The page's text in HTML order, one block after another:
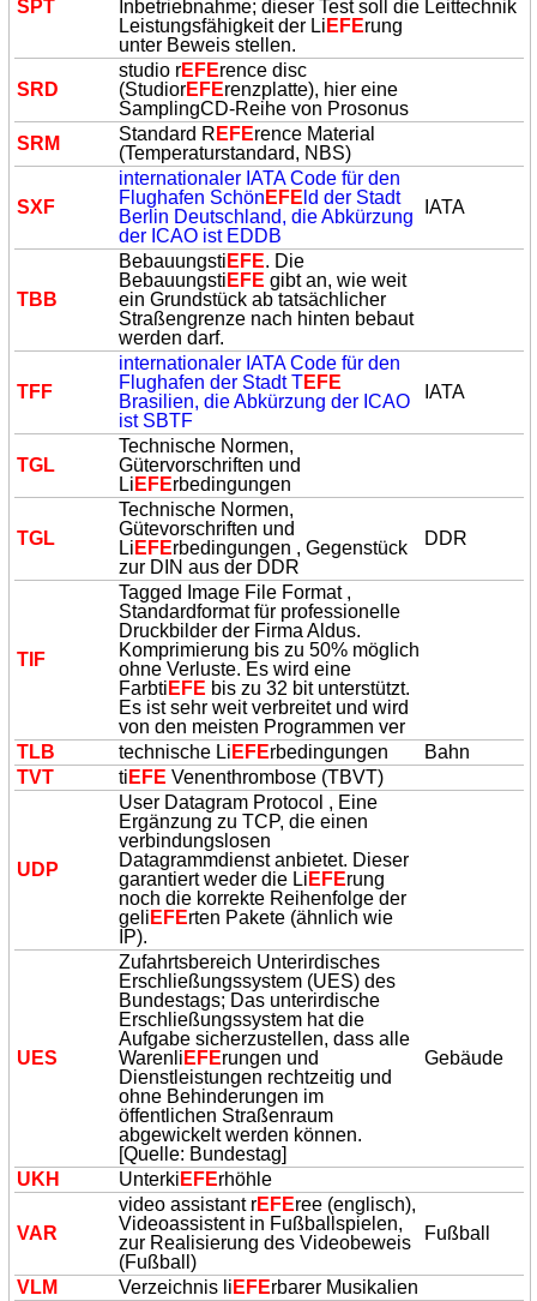
SPT
Inbetriebnahme; dieser Test soll die
Leistungsfähigkeit der Li EFErung
unter Beweis stellen.
Leittechnik
SRD
studio rEFErence disc
(StudiorEFErenzplatte), hier eine
SamplingCD-Reihe von Prosonus
SRM
Standard R EFErence Material
(Temperaturstandard, NBS)
SXF
internationaler IATA Code für den
Flughafen Schön EFE ld der Stadt
Berlin Deutschland, die Abkürzung
der ICAO ist EDDB
IATA
TBB
Bebauungsti EFE. Die
Bebauungsti EFE gibt an, wie weit
ein Grundstück ab tatsächlicher
Straßengrenze nach hinten bebaut
werden darf.
TFF
internationaler IATA Code für den
Flughafen der Stadt TEFE
Brasilien, die Abkürzung der ICAO
ist SBTF
IATA
TGL
Technische Normen,
Gütervorschriften und
Li EFErbedingungen
TGL
Technische Normen,
Gütevorschriften und
Li EFErbedingungen , Gegenstück
zur DIN aus der DDR
DDR
TIF
Tagged Image File Format ,
Standardformat für professionelle
Druckbilder der Firma Aldus.
Komprimierung bis zu 50% möglich
ohne Verluste. Es wird eine
Farbti EFE bis zu 32 bit unterstützt.
Es ist sehr weit verbreitet und wird
von den meisten Programmen ver
TLB
technische Li EFErbedingungen
Bahn
TVT
ti EFE Venenthrombose (TBVT)
UDP
User Datagram Protocol , Eine
Ergänzung zu TCP, die einen
verbindungslosen
Datagrammdienst anbietet. Dieser
garantiert weder die Li EFErung
noch die korrekte Reihenfolge der
geli EFErten Pakete (ähnlich wie
IP).
UES
Zufahrtsbereich Unterirdisches
Erschließungssystem (UES) des
Bundestags; Das unterirdische
Erschließungssystem hat die
Aufgabe sicherzustellen, dass alle
Warenli EFErungen und
Dienstleistungen rechtzeitig und
ohne Behinderungen im
öffentlichen Straßenraum
abgewickelt werden können.
[Quelle: Bundestag]
Gebäude
UKH Unterki EFErhöhle
VAR
video assistant rEFEree (englisch),
Videoassistent in Fußballspielen,
zur Realisierung des Videobeweis
(Fußball)
Fußball
VLM Verzeichnis li EFErbarer Musikalien